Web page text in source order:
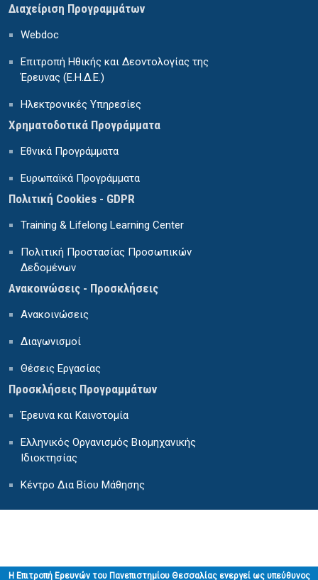
Διαχείριση Προγραμμάτων
Webdoc
Επιτροπή Ηθικής και Δεοντολογίας της
Έρευνας (Ε.Η.Δ.Ε.)
Ηλεκτρονικές Υπηρεσίες
Χρηματοδοτικά Προγράμματα
Εθνικά Προγράμματα
Ευρωπαϊκά Προγράμματα
Πολιτική Cookies - GDPR
Training & Lifelong Learning Center
Πολιτική Προστασίας Προσωπικών
Δεδομένων
Ανακοινώσεις - Προσκλήσεις
Ανακοινώσεις
Διαγωνισμοί
Θέσεις Εργασίας
Προσκλήσεις Προγραμμάτων
Έρευνα και Καινοτομία
Ελληνικός Οργανισμός Βιομηχανικής
Ιδιοκτησίας
Κέντρο Δια Βίου Μάθησης
H Επιτροπή Ερευνών του Πανεπιστημίου Θεσσαλίας ενεργεί ως υπεύθυνος